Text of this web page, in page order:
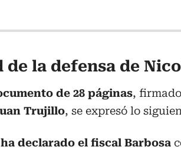
la defensa de
de 28 páginas,
Trujillo, se expresó lo
ha declarado el fiscal Barbosa